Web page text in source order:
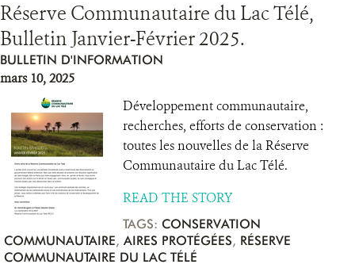
Réserve Communautaire du Lac Télé,
Bulletin Janvier-Février 2025.
BULLETIN D'INFORMATION
mars 10, 2025
Développement communautaire,
recherches, efforts de conservation :
toutes les nouvelles de la Réserve
Communautaire du Lac Télé.
READ THE STORY
TAGS: CONSERVATION
COMMUNAUTAIRE, AIRES PROTÉGÉES, RÉSERVE
COMMUNAUTAIRE DU LAC TÉLÉ